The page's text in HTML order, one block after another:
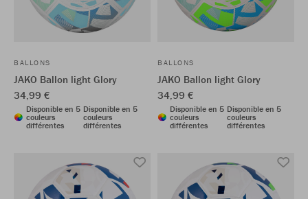
BALLONS
JAKO Ballon light Glory
34,99 €
Disponible en 5
couleurs
différentes
Disponible en 5
couleurs
différentes
BALLONS
JAKO Ballon light Glory
34,99 €
Disponible en 5
couleurs
différentes
Disponible en 5
couleurs
différentes